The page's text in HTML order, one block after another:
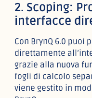
2. Scoping:
interfacce
Con BrynQ 6.0
direttamente
grazie alla nuova
fogli di calcolo
viene gestito in